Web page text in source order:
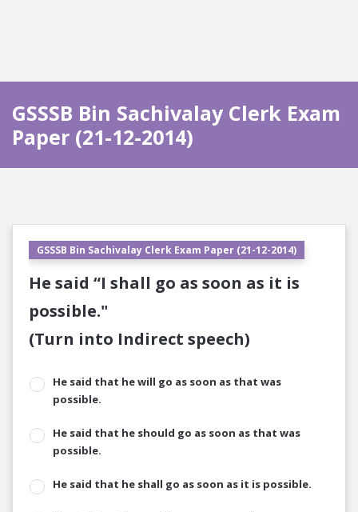
GSSSB Bin Sachivalay Clerk Exam
Paper (21-12-2014)
GSSSB Bin Sachivalay Clerk Exam Paper (21-12-2014)
He said “I shall go as soon as it is
possible."
(Turn into Indirect speech)
He said that he will go as soon as that was
possible.
He said that he should go as soon as that was
possible.
He said that he shall go as soon as it is possible.